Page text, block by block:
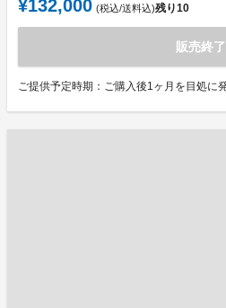
¥132,000 (税込/送料込)残り10
販売終了
ご提供予定時期：ご購入後1ヶ月を目処に